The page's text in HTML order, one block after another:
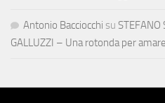
Antonio Bacciocchi su STEFANO
GALLUZZI – Una rotonda per amare